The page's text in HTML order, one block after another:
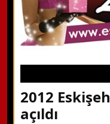
2012
açıldı